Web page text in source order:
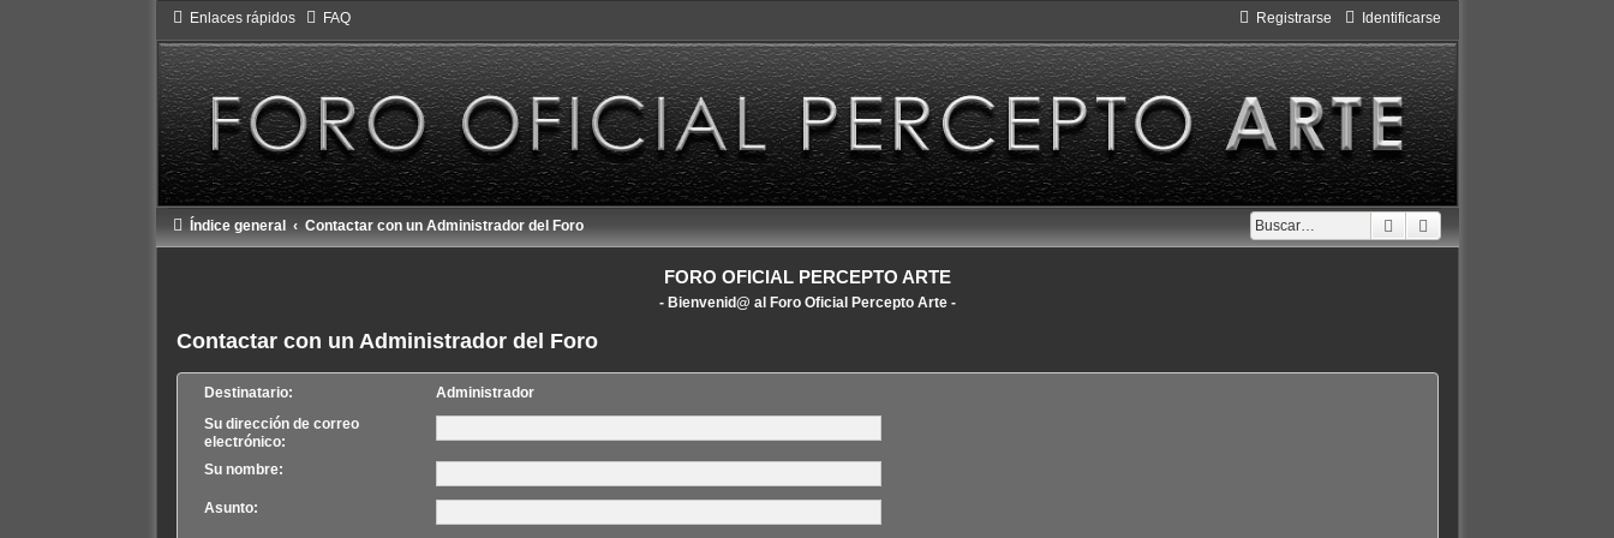
Enlaces rápidos FAQ Identificarse
Registrarse
Buscar
Índice general Contactar con un Administrador del Foro
FORO OFICIAL PERCEPTO ARTE
- Bienvenid@ al Foro Oficial Percepto Arte -
Contactar con un Administrador del Foro
Destinatario:
Administrador
Su dirección de correo
electrónico:
Su nombre:
Asunto: